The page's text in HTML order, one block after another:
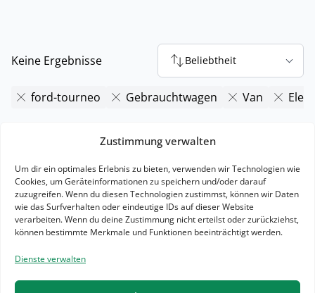
Zustimmung verwalten
Um dir ein optimales Erlebnis zu bieten, verwenden wir Technologien wie
Cookies, um Geräteinformationen zu speichern und/oder darauf
zuzugreifen. Wenn du diesen Technologien zustimmst, können wir Daten
wie das Surfverhalten oder eindeutige IDs auf dieser Website
verarbeiten. Wenn du deine Zustimmung nicht erteilst oder zurückziehst,
können bestimmte Merkmale und Funktionen beeinträchtigt werden.
Dienste verwalten
Keine Ergebnisse Beliebtheit
ford-tourneo Gebrauchtwagen Van
Es gibt keine Ergebnisse zu deiner Suche.
Zurücksetzen